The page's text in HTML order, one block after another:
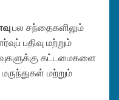
பல சந்தைகளிலும்
பதிவு மற்றும்
கட்டமைகளை
மற்றும்